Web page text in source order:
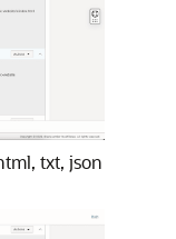
txt, json